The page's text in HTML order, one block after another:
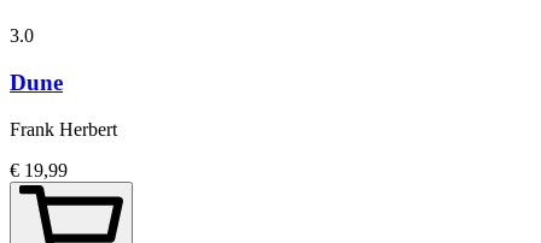
3.0
Dune
Frank Herbert
€ 19,99